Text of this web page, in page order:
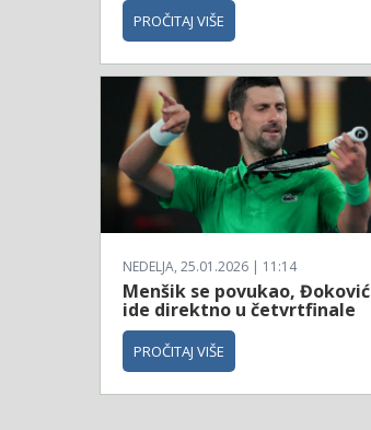
PROČITAJ VIŠE
NEDELJA, 25.01.2026 | 11:14
Menšik se povukao, Đoković
ide direktno u četvrtfinale
PROČITAJ VIŠE